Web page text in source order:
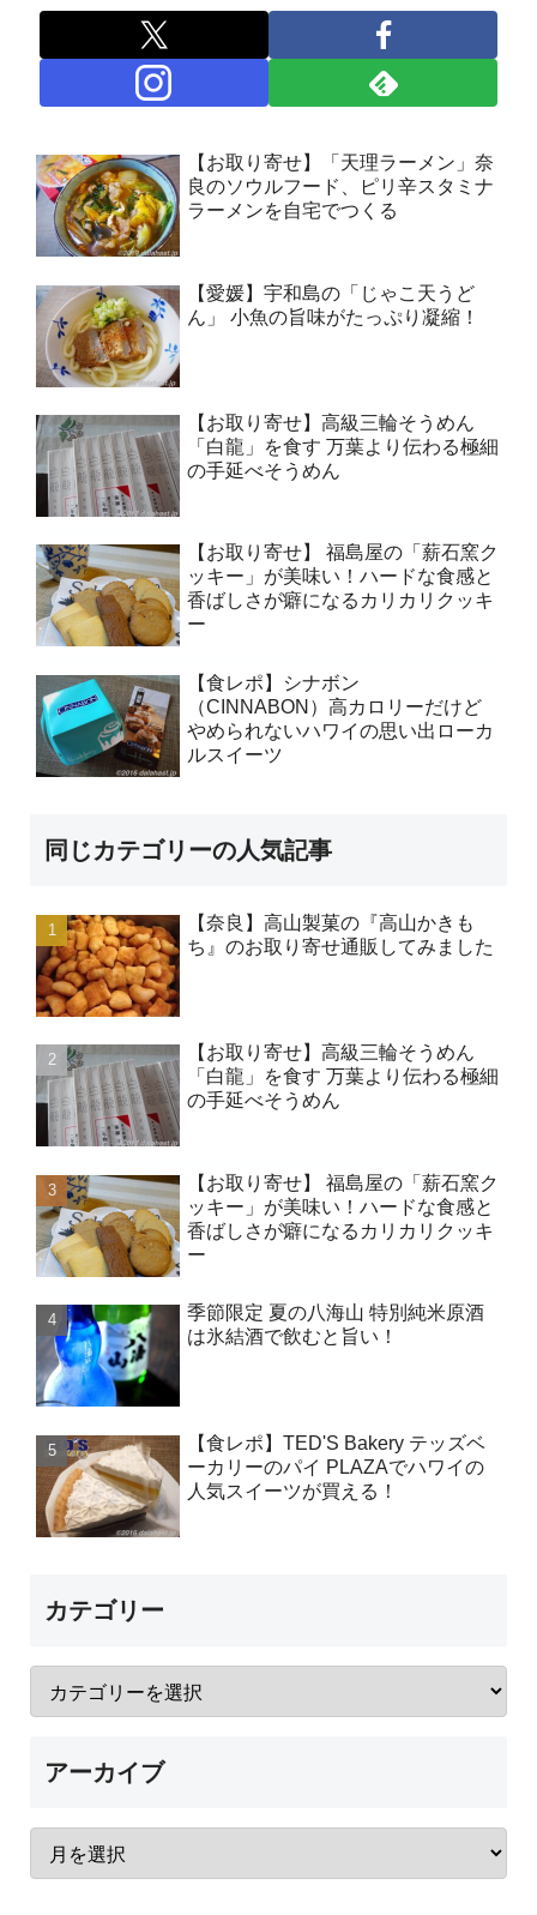
【お取り寄せ】「天理ラーメン」奈
良のソウルフード、ピリ辛スタミナ
ラーメンを自宅でつくる
【愛媛】宇和島の「じゃこ天うど
ん」 小魚の旨味がたっぷり凝縮！
【お取り寄せ】高級三輪そうめん
「白龍」を食す 万葉より伝わる極細
の手延べそうめん
【お取り寄せ】 福島屋の「薪石窯ク
ッキー」が美味い！ハードな食感と
香ばしさが癖になるカリカリクッキ
ー
【食レポ】シナボン
（CINNABON）高カロリーだけど
やめられないハワイの思い出ローカ
ルスイーツ
同じカテゴリーの人気記事
【奈良】高山製菓の『高山かきも
ち』のお取り寄せ通販してみました
【お取り寄せ】高級三輪そうめん
「白龍」を食す 万葉より伝わる極細
の手延べそうめん
【お取り寄せ】 福島屋の「薪石窯ク
ッキー」が美味い！ハードな食感と
香ばしさが癖になるカリカリクッキ
ー
季節限定 夏の八海山 特別純米原酒
は氷結酒で飲むと旨い！
【食レポ】TED'S Bakery テッズベ
ーカリーのパイ PLAZAでハワイの
人気スイーツが買える！
カテゴリー
アーカイブ